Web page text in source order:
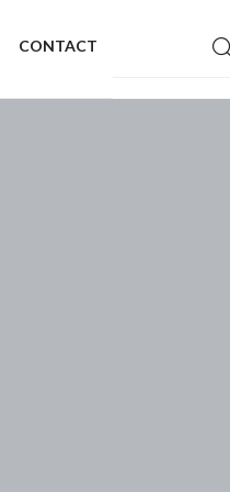
CONTACT